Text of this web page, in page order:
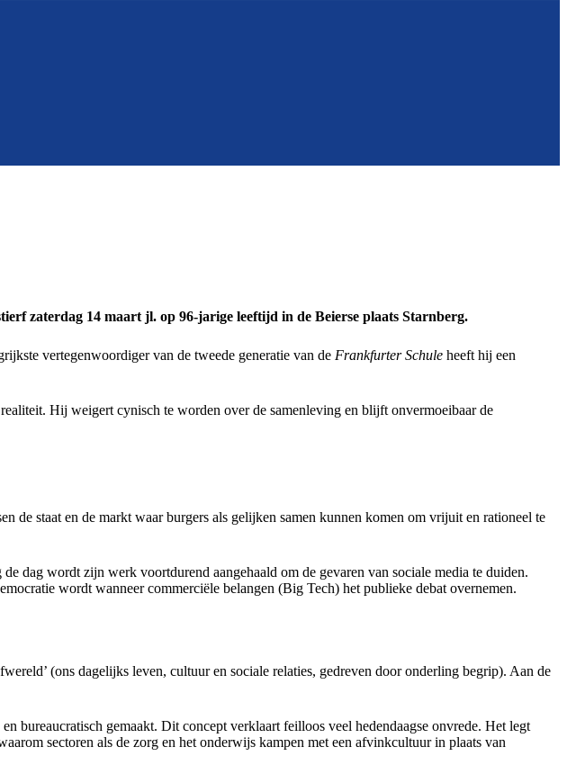
zaterdag 14 maart jl. op 96-jarige leeftijd in de Beierse plaats Starnberg.
vertegenwoordiger van de tweede generatie van de Frankfurter Schule heeft hij een
Hij weigert cynisch te worden over de samenleving en blijft onvermoeibaar de
de staat en de markt waar burgers als gelijken samen kunnen komen om vrijuit en rationeel te
dag wordt zijn werk voortdurend aangehaald om de gevaren van sociale media te duiden.
wordt wanneer commerciële belangen (Big Tech) het publieke debat overnemen.
(ons dagelijks leven, cultuur en sociale relaties, gedreven door onderling begrip). Aan de
bureaucratisch gemaakt. Dit concept verklaart feilloos veel hedendaagse onvrede. Het legt
sectoren als de zorg en het onderwijs kampen met een afvinkcultuur in plaats van